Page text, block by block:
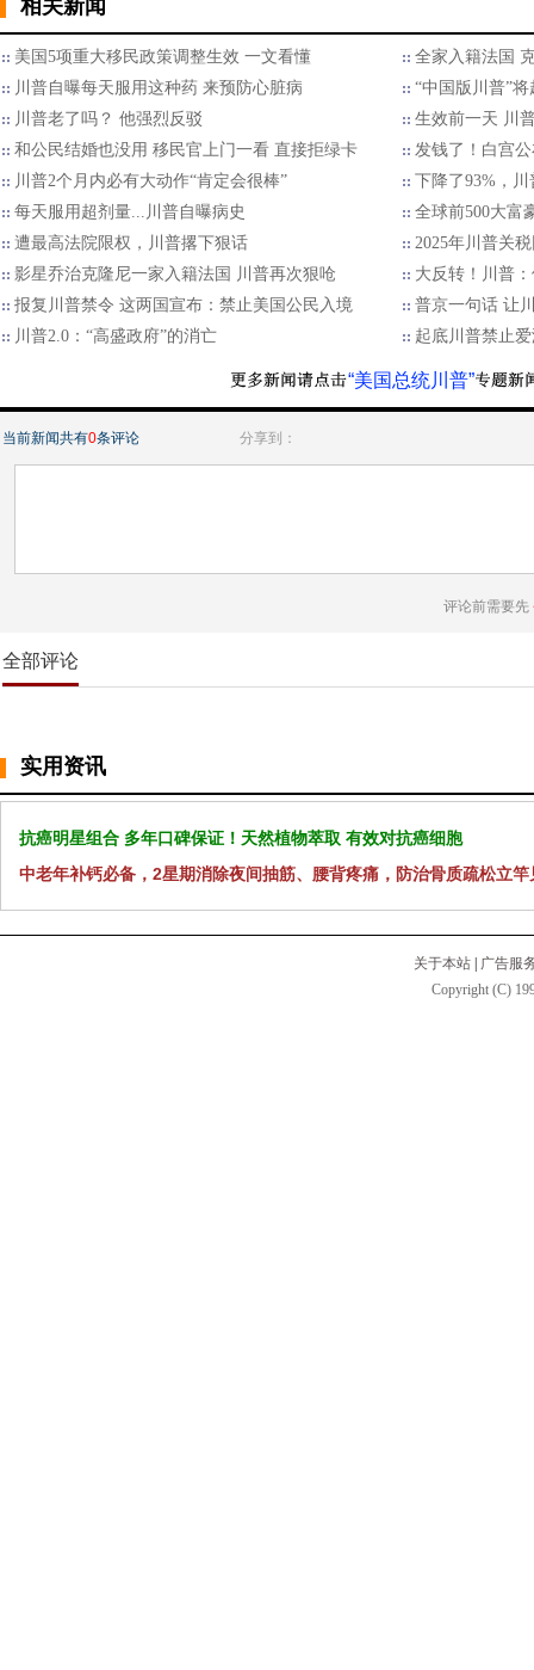
相关新闻
美国5项重大移民政策调整生效 一文看懂
全家入籍法国
川普自曝每天服用这种药 来预防心脏病
“中国版川普”
川普老了吗？ 他强烈反驳
生效前一天 川
和公民结婚也没用 移民官上门一看 直接拒绿卡
发钱了！白宫
川普2个月内必有大动作“肯定会很棒”
下降了93%，
每天服用超剂量...川普自曝病史
全球前500大富
遭最高法院限权，川普撂下狠话
2025年川普关
影星乔治克隆尼一家入籍法国 川普再次狠呛
大反转！川普
报复川普禁令 这两国宣布：禁止美国公民入境
普京一句话 让
川普2.0：“高盛政府”的消亡
起底川普禁止
“美国总统川普”
当前新闻共有0条评论 分享到：
评论前需要先
全部评论
实用资讯
抗癌明星组合 多年口碑保证！天然植物萃取 有效对抗癌细胞
中老年补钙必备，2星期消除夜间抽筋、腰背疼痛，防治骨质疏松立竿
关于本站
广告服
Copyright (C)